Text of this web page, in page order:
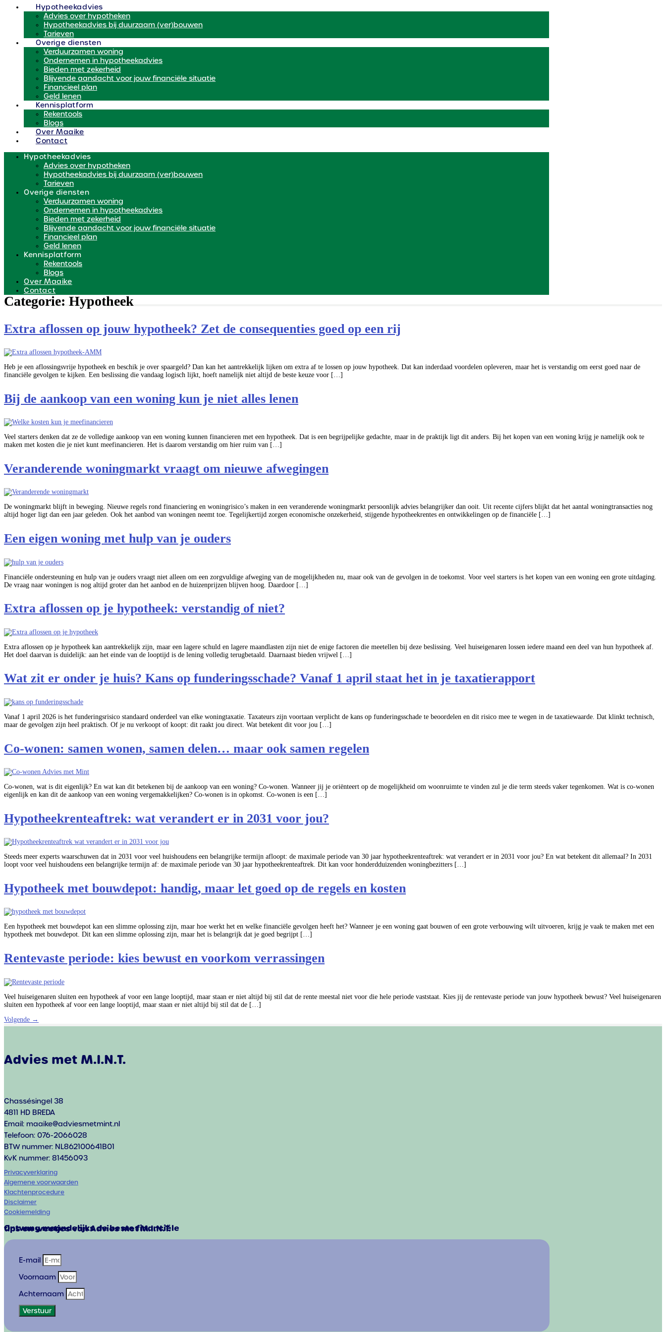
Hypotheekadvies
Advies over hypotheken
Hypotheekadvies bij duurzaam (ver)bouwen
Tarieven
Overige diensten
Verduurzamen woning
Ondernemen in hypotheekadvies
Bieden met zekerheid
Blijvende aandacht voor jouw financiële situatie
Financieel plan
Geld lenen
Kennisplatform
Rekentools
Blogs
Over Maaike
Contact
Hypotheekadvies
Advies over hypotheken
Hypotheekadvies bij duurzaam (ver)bouwen
Tarieven
Overige diensten
Verduurzamen woning
Ondernemen in hypotheekadvies
Bieden met zekerheid
Blijvende aandacht voor jouw financiële situatie
Financieel plan
Geld lenen
Kennisplatform
Rekentools
Blogs
Over Maaike
Contact
Categorie: Hypotheek
Extra aflossen op jouw hypotheek? Zet de consequenties goed op een rij
Heb je een aflossingsvrije hypotheek en beschik je over spaargeld? Dan kan het aantrekkelijk lijken om extra af te lossen op jouw hypotheek. Dat kan inderdaad voordelen opleveren, maar het is verstandig om eerst goed naar de
financiële gevolgen te kijken. Een beslissing die vandaag logisch lijkt, hoeft namelijk niet altijd de beste keuze voor […]
Bij de aankoop van een woning kun je niet alles lenen
Veel starters denken dat ze de volledige aankoop van een woning kunnen financieren met een hypotheek. Dat is een begrijpelijke gedachte, maar in de praktijk ligt dit anders. Bij het kopen van een woning krijg je namelijk ook te
maken met kosten die je niet kunt meefinancieren. Het is daarom verstandig om hier ruim van […]
Veranderende woningmarkt vraagt om nieuwe afwegingen
De woningmarkt blijft in beweging. Nieuwe regels rond financiering en woningrisico’s maken in een veranderende woningmarkt persoonlijk advies belangrijker dan ooit. Uit recente cijfers blijkt dat het aantal woningtransacties nog
altijd hoger ligt dan een jaar geleden. Ook het aanbod van woningen neemt toe. Tegelijkertijd zorgen economische onzekerheid, stijgende hypotheekrentes en ontwikkelingen op de financiële […]
Een eigen woning met hulp van je ouders
Financiële ondersteuning en hulp van je ouders vraagt niet alleen om een zorgvuldige afweging van de mogelijkheden nu, maar ook van de gevolgen in de toekomst. Voor veel starters is het kopen van een woning een grote uitdaging.
De vraag naar woningen is nog altijd groter dan het aanbod en de huizenprijzen blijven hoog. Daardoor […]
Extra aflossen op je hypotheek: verstandig of niet?
Extra aflossen op je hypotheek kan aantrekkelijk zijn, maar een lagere schuld en lagere maandlasten zijn niet de enige factoren die meetellen bij deze beslissing. Veel huiseigenaren lossen iedere maand een deel van hun hypotheek af.
Het doel daarvan is duidelijk: aan het einde van de looptijd is de lening volledig terugbetaald. Daarnaast bieden vrijwel […]
Wat zit er onder je huis? Kans op funderingsschade? Vanaf 1 april staat het in je taxatierapport
Vanaf 1 april 2026 is het funderingsrisico standaard onderdeel van elke woningtaxatie. Taxateurs zijn voortaan verplicht de kans op funderingsschade te beoordelen en dit risico mee te wegen in de taxatiewaarde. Dat klinkt technisch,
maar de gevolgen zijn heel praktisch. Of je nu verkoopt of koopt: dit raakt jou direct. Wat betekent dit voor jou […]
Co-wonen: samen wonen, samen delen… maar ook samen regelen
Co-wonen, wat is dit eigenlijk? En wat kan dit betekenen bij de aankoop van een woning? Co-wonen. Wanneer jij je oriënteert op de mogelijkheid om woonruimte te vinden zul je die term steeds vaker tegenkomen. Wat is co-wonen
eigenlijk en kan dit de aankoop van een woning vergemakkelijken? Co-wonen is in opkomst. Co-wonen is een […]
Hypotheekrenteaftrek: wat verandert er in 2031 voor jou?
Steeds meer experts waarschuwen dat in 2031 voor veel huishoudens een belangrijke termijn afloopt: de maximale periode van 30 jaar hypotheekrenteaftrek: wat verandert er in 2031 voor jou? En wat betekent dit allemaal? In 2031
loopt voor veel huishoudens een belangrijke termijn af: de maximale periode van 30 jaar hypotheekrenteaftrek. Dit kan voor honderdduizenden woningbezitters […]
Hypotheek met bouwdepot: handig, maar let goed op de regels en kosten
Een hypotheek met bouwdepot kan een slimme oplossing zijn, maar hoe werkt het en welke financiële gevolgen heeft het? Wanneer je een woning gaat bouwen of een grote verbouwing wilt uitvoeren, krijg je vaak te maken met een
hypotheek met bouwdepot. Dit kan een slimme oplossing zijn, maar het is belangrijk dat je goed begrijpt […]
Rentevaste periode: kies bewust en voorkom verrassingen
Veel huiseigenaren sluiten een hypotheek af voor een lange looptijd, maar staan er niet altijd bij stil dat de rente meestal niet voor die hele periode vaststaat. Kies jij de rentevaste periode van jouw hypotheek bewust? Veel huiseigenaren
sluiten een hypotheek af voor een lange looptijd, maar staan er niet altijd bij stil dat de […]
Volgende →
Advies met M.I.N.T.
Chassésingel 38
4811 HD BREDA
Email: maaike@adviesmetmint.nl
Telefoon: 076-2066028
BTW nummer: NL862100641B01
KvK nummer: 81456093
Privacyverklaring
Algemene voorwaarden
Klachtenprocedure
Disclaimer
Cookiemelding
Ontvang maandelijks de beste financiële
tips en weetjes van Advies met M.I.N.T.
E-mail
Voornaam
Achternaam
Verstuur